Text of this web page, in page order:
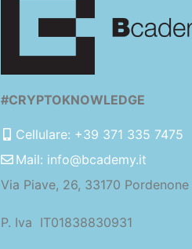
#CRYPTOKNOWLEDGE
Cellulare: +39 371 335 7475
Mail: info@bcademy.it
Via Piave, 26, 33170 Pordenone
P. Iva IT01838830931